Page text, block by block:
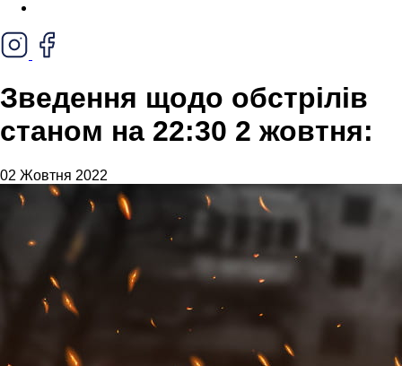
Зведення щодо обстрілів
станом на 22:30 2 жовтня:
02 Жовтня 2022